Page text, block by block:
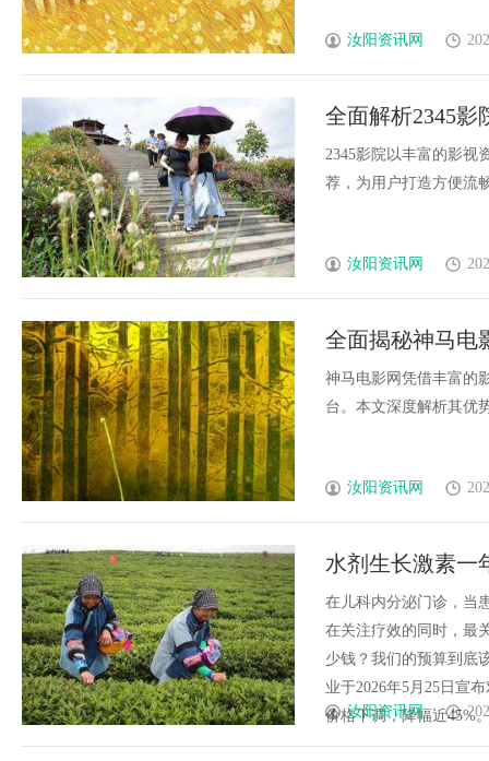
汝阳资讯网
全面解析2345
2345影院以丰富的影视
荐，为用户打造方便流
汝阳资讯网
全面揭秘神马电
神马电影网凭借丰富的
台。本文深度解析其优
汝阳资讯网
水剂生长激素一
30公斤患儿年费
在儿科内分泌门诊，当
在关注疗效的同时，最
少钱？我们的预算到底
业于2026年5月25日宣
价格下调，降幅近45%
汝阳资讯网